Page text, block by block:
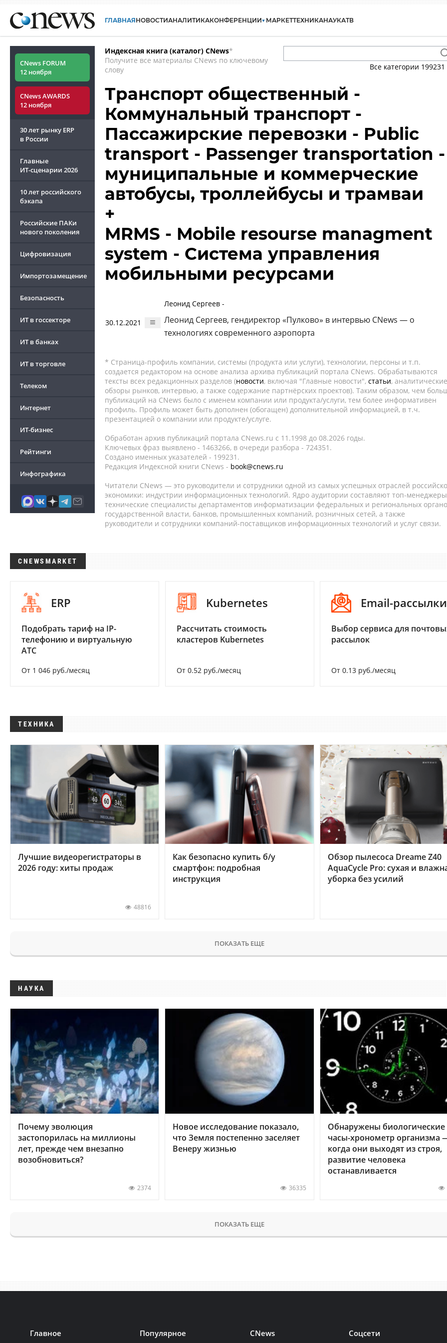
ГЛАВНАЯНОВОСТИАНАЛИТИКАКОНФЕРЕНЦИИ МАРКЕТТЕХНИКАНАУКАТВ
CNews FORUM
12 ноября
CNews AWARDS
12 ноября
30 лет рынку ERP
в России
Главные
ИТ-сценарии 2026
10 лет российского
бэкапа
Российские ПАКи
нового поколения
Цифровизация
Импортозамещение
Безопасность
ИТ в госсекторе
ИТ в банках
ИТ в торговле
Телеком
Интернет
ИТ-бизнес
Рейтинги
Инфографика
Индексная книга (каталог) CNews*
Получите все материалы CNews по ключевому
слову
Все категории 199231
Транспорт общественный -
Коммунальный транспорт -
Пассажирские перевозки - Public
transport - Passenger transportation -
муниципальные и коммерческие
автобусы, троллейбусы и трамваи
+
MRMS - Mobile resourse managment
system - Система управления
мобильными ресурсами
30.12.2021
Леонид Сергеев -
Леонид Сергеев, гендиректор «Пулково» в интервью CNews — о
технологиях современного аэропорта
* Страница-профиль компании, системы (продукта или услуги), технологии, персоны и т.п.
создается редактором на основе анализа архива публикаций портала CNews. Обрабатываются
тексты всех редакционных разделов (новости, включая "Главные новости", статьи, аналитические
обзоры рынков, интервью, а также содержание партнёрских проектов). Таким образом, чем
публикаций на CNews было с именем компании или продукта/услуги, тем более информативен
профиль. Профиль может быть дополнен (обогащен) дополнительной информацией, в т.ч.
презентацией о компании или продукте/услуге.
Обработан архив публикаций портала CNews.ru c 11.1998 до 08.2026 годы.
Ключевых фраз выявлено - 1463266, в очереди разбора - 724351.
Создано именных указателей - 199231.
Редакция Индексной книги CNews - book@cnews.ru
Читатели CNews — это руководители и сотрудники одной из самых успешных отраслей
экономики: индустрии информационных технологий. Ядро аудитории составляют топ-
технические специалисты департаментов информатизации федеральных и региональных
государственной власти, банков, промышленных компаний, розничных сетей, а также
руководители и сотрудники компаний-поставщиков информационных технологий и услуг связи.
CNEWSMARKET
ERP
Подобрать тариф на IP-
телефонию и виртуальную
АТС
От 1 046 руб./месяц
Kubernetes
Рассчитать стоимость
кластеров Kubernetes
От 0.52 руб./месяц
Email-рассылки
Выбор сервиса для
рассылок
От 0.13 руб./месяц
ТЕХНИКА
Лучшие видеорегистраторы в
2026 году: хиты продаж
48816
Как безопасно купить б/у
смартфон: подробная
инструкция
Обзор пылесоса Dreame Z40
AquaCycle Pro: сухая и
уборка без усилий
ПОКАЗАТЬ ЕЩЕ
НАУКА
Почему эволюция
застопорилась на миллионы
лет, прежде чем внезапно
возобновиться?
2374
Новое исследование показало,
что Земля постепенно заселяет
Венеру жизнью
36335
Обнаружены биологические
часы-хронометр организма
когда они выходят из строя,
развитие человека
останавливается
ПОКАЗАТЬ ЕЩЕ
Главное Популярное CNews Соцсети